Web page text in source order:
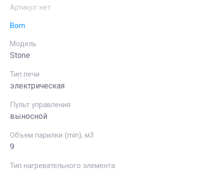
Артикул: нет
Born
Модель
Stone
Тип печи
электрическая
Пульт управления
выносной
Объем парилки (min), м3
9
Тип нагревательного элемента